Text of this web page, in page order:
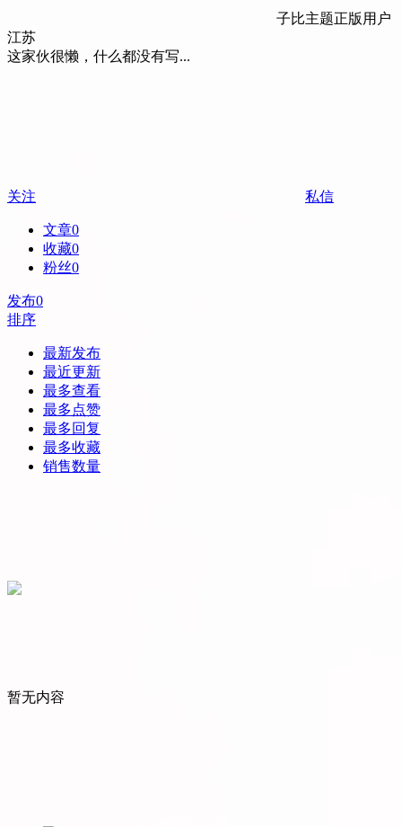
子比主题正版用户
江苏
这家伙很懒，什么都没有写...
关注 私信
文章0
收藏0
粉丝0
发布0
排序
最新发布
最近更新
最多查看
最多点赞
最多回复
最多收藏
销售数量
暂无内容